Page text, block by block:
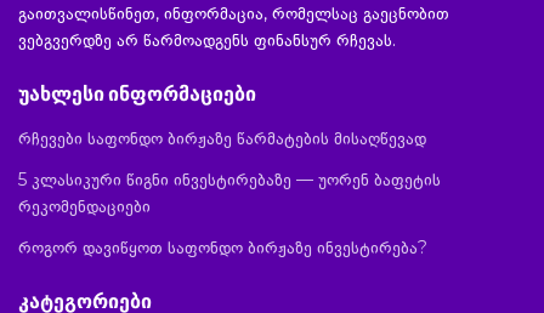
გაითვალისწინეთ, ინფორმაცია, რომელსაც გაეცნობით
ვებგვერდზე არ წარმოადგენს ფინანსურ რჩევას.
უახლესი ინფორმაციები
რჩევები საფონდო ბირჟაზე წარმატების მისაღწევად
5 კლასიკური წიგნი ინვესტირებაზე — უორენ ბაფეტის
რეკომენდაციები
როგორ დავიწყოთ საფონდო ბირჟაზე ინვესტირება?
კატეგორიები